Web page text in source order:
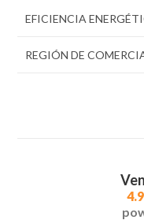
EFICIENCIA
REGIÓN DE
4.9